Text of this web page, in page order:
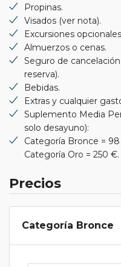
Propinas.
Visados (ver nota).
Excursiones
Almuerzos o cenas.
Seguro de
reserva).
Bebidas.
Extras y cualquier
Suplemento Media
solo desayuno):
Categoría Bronce =
Categoría Oro = 250 €.
Precios
Categoría Bronce